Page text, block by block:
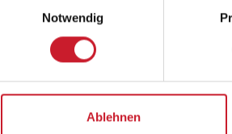
Notwendig
Ablehnen
Aussenbereich
Gartenmöbel
Grill
Schaukel
Terrasse: 1